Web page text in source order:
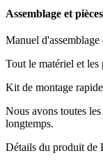
Assemblage et
Manuel d'assemblage
Tout le matériel et les
Kit de montage
Nous avons toutes
longtemps.
Détails du produit de